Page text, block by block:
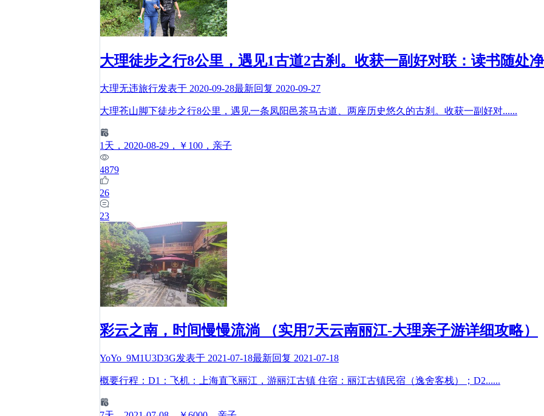
大理徒步之行8公里，遇见1古道2古刹。收获一副好对联：读书随处
大理无违旅行发表于 2020-09-28最新回复 2020-09-27
大理苍山脚下徒步之行8公里，遇见一条凤阳邑茶马古道、两座历史悠久的古刹。收获一副好对......
1 天 ，2020-08-29 ，￥100 ，亲子
4879
26
23
彩云之南，时间慢慢流淌 （实用7天云南丽江-大理亲子游详细攻略）
YoYo_9M1U3D3G发表于 2021-07-18最新回复 2021-07-18
概要行程：D1：飞机：上海直飞丽江，游丽江古镇 住宿：丽江古镇民宿（逸舍客栈）；D2......